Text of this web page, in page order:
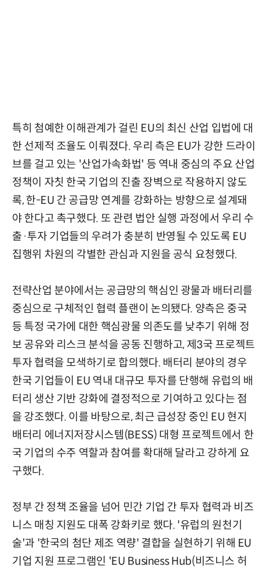
특히 첨예한 이해관계가 걸린 EU의 최신 산업 입법에 대
한 선제적 조율도 이뤄졌다. 우리 측은 EU가 강한 드라이
브를 걸고 있는 '산업가속화법' 등 역내 중심의 주요 산업
정책이 자칫 한국 기업의 진출 장벽으로 작용하지 않도
록, 한-EU 간 공급망 연계를 강화하는 방향으로 설계돼
야 한다고 촉구했다. 또 관련 법안 실행 과정에서 우리 수
출·투자 기업들의 우려가 충분히 반영될 수 있도록 EU
집행위 차원의 각별한 관심과 지원을 공식 요청했다.
전략산업 분야에서는 공급망의 핵심인 광물과 배터리를
중심으로 구체적인 협력 플랜이 논의됐다. 양측은 중국
등 특정 국가에 대한 핵심광물 의존도를 낮추기 위해 정
보 공유와 리스크 분석을 공동 진행하고, 제3국 프로젝트
투자 협력을 모색하기로 합의했다. 배터리 분야의 경우
한국 기업들이 EU 역내 대규모 투자를 단행해 유럽의 배
터리 생산 기반 강화에 결정적으로 기여하고 있다는 점
을 강조했다. 이를 바탕으로, 최근 급성장 중인 EU 현지
배터리 에너지저장시스템(BESS) 대형 프로젝트에서 한
국 기업의 수주 역할과 참여를 확대해 달라고 강하게 요
구했다.
정부 간 정책 조율을 넘어 민간 기업 간 투자 협력과 비즈
니스 매칭 지원도 대폭 강화키로 했다. '유럽의 원천기
술'과 '한국의 첨단 제조 역량' 결합을 실현하기 위해 EU
기업 지원 프로그램인 'EU Business Hub(비즈니스 허